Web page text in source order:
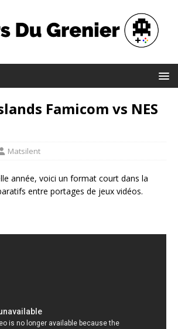
Famicom vs NES
Matsilent
année, voici un format court dans la
entre portages de jeux vidéos.